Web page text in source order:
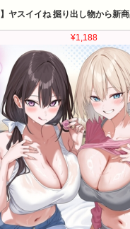
ヤスイイね 掘り出し物から新商
¥1,188